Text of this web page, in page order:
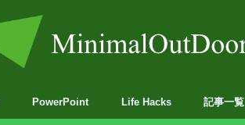
PowerPoint Life Hacks 記事一覧